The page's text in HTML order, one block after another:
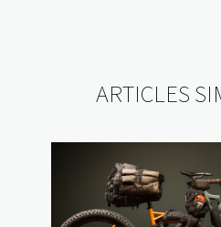
ARTICLES